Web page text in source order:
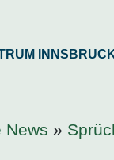
News »